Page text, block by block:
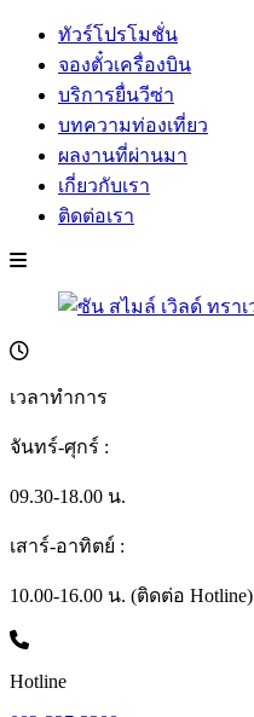
ทัวร์โปรโมชั่น
จองตั๋วเครื่องบิน
บริการยื่นวีซ่า
บทความท่องเที่ยว
ผลงานที่ผ่านมา
เกี่ยวกับเรา
ติดต่อเรา
เวลาทำการ
จันทร์-ศุกร์ :
09.30-18.00 น.
เสาร์-อาทิตย์ :
10.00-16.00 น. (ติดต่อ Hotline)
Hotline